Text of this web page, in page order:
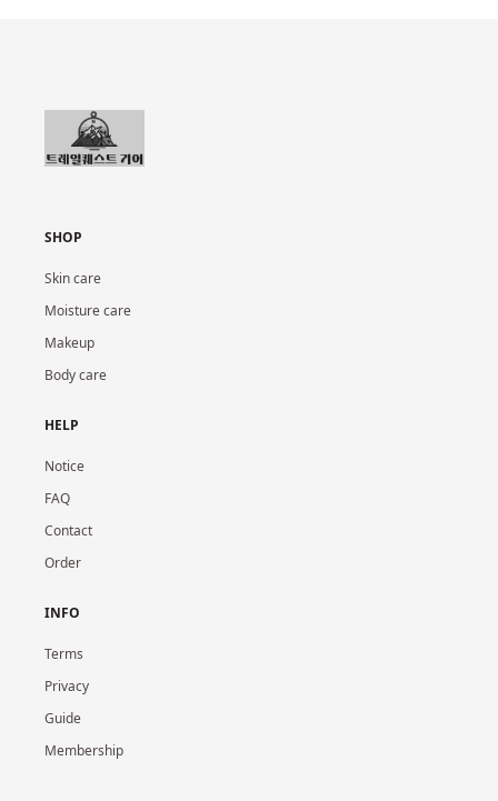
SHOP
Skin care
Moisture care
Makeup
Body care
HELP
Notice
FAQ
Contact
Order
INFO
Terms
Privacy
Guide
Membership